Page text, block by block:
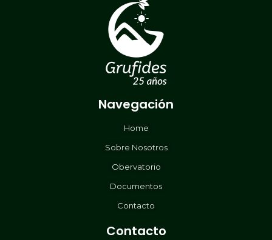
Navegación
Home
Sobre Nosotros
Obervatorio
Documentos
Contacto
Contacto